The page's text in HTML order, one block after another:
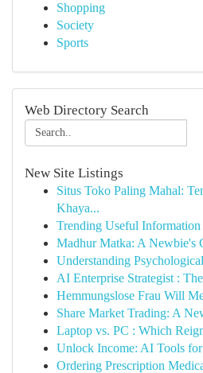
Shopping
Society
Sports
Web Directory Search
New Site Listings
Situs Toko Paling Mahal:
Khaya...
Trending Useful Information
Madhur Matka: A Newbie's
Understanding
AI Enterprise Strategist :
Hemmungslose Frau Will
Share Market Trading: A
Laptop vs. PC : Which
Unlock Income: AI Tools
Ordering Prescription